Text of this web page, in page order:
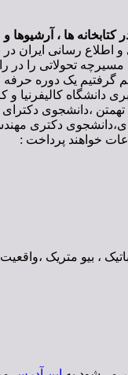
کتابخانه ها ، آرشیوها
مسیرچه تحولاتی
گرفتیم یک دوره
کالیفرنیا و
،دانشجوی
خواهند پرداخت :
، بیو متریک